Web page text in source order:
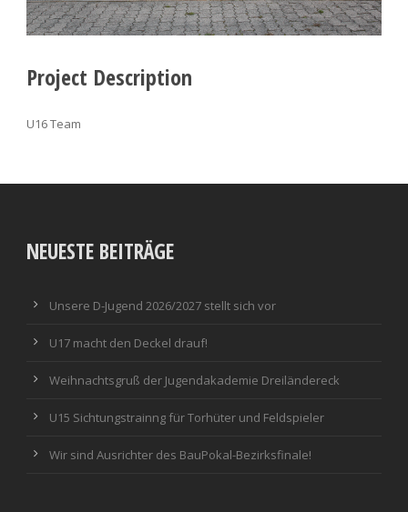
Project Description
U16 Team
NEUESTE BEITRÄGE
Unsere D-Jugend 2026/2027 stellt sich vor
U17 macht den Deckel drauf!
Weihnachtsgruß der Jugendakademie Dreiländereck
U15 Sichtungstrainng für Torhüter und Feldspieler
Wir sind Ausrichter des BauPokal-Bezirksfinale!